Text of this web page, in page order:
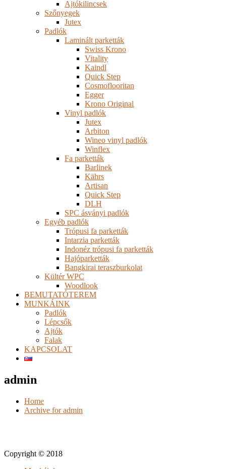
Ajtókilincsek
Szőnyegek
Jutex
Padlók
Laminált parketták
Swiss Krono
Vitality
Kaindl
Quick Step
Cosmoflooritan
Egger
Krono Original
Vinyl padlók
Jutex
Arbiton
Wineo vinyl padlók
Winflex
Fa parketták
Barlinek
Kährs
Artisan
Quick Step
DLH
SPC ásványi padlók
Egyéb padlók
Trópusi fa parketták
Intarzia parketták
Indonéz trópusi fa parketták
Hajóparketták
Bangkirai teraszburkolat
Kültér WPC
Woodlook
BEMUTATÓTEREM
MUNKÁINK
Padlók
Lépcsők
Ajtók
Falak
KAPCSOLAT
admin
Home
Archive for admin
Copyright © 2018